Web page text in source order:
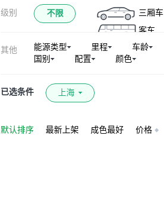
级别 不限 三厢车
客车
其他 能源类型 里程 车龄
国别
配置 颜色
已选条件 上海
默认排序 最新上架 成色最好 价格